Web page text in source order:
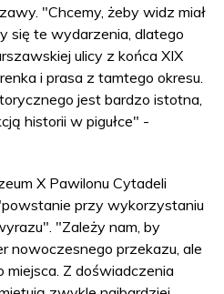
"Chcemy, żeby widz miał
się te wydarzenia, dlatego
ulicy z końca XIX
i prasa z tamtego okresu.
jest bardzo istotna,
historii w pigułce" -
X Pawilonu Cytadeli
przy wykorzystaniu
"Zależy nam, by
nowoczesnego przekazu, ale
miejsca. Z doświadczenia